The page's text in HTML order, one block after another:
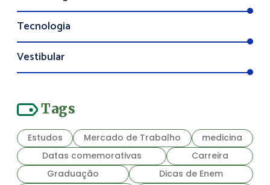
Tecnologia
Vestibular
Tags
Estudos Mercado de Trabalho
medicina
Datas comemorativas
Carreira
Graduação
Dicas de Enem